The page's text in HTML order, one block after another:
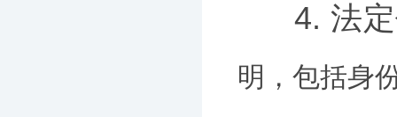
4. 法
明，包括身